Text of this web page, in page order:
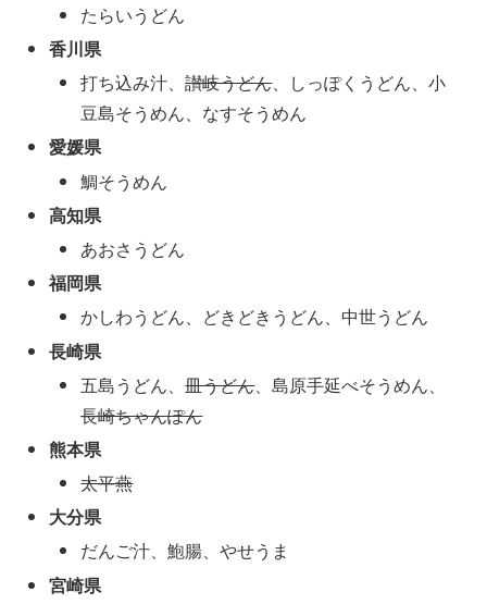
たらいうどん
香川県
打ち込み汁、讃岐うどん、しっぽくうどん、小
豆島そうめん、なすそうめん
愛媛県
鯛そうめん
高知県
あおさうどん
福岡県
かしわうどん、どきどきうどん、中世うどん
長崎県
五島うどん、皿うどん、島原手延べそうめん、
長崎ちゃんぽん
熊本県
太平燕
大分県
だんご汁、鮑腸、やせうま
宮崎県